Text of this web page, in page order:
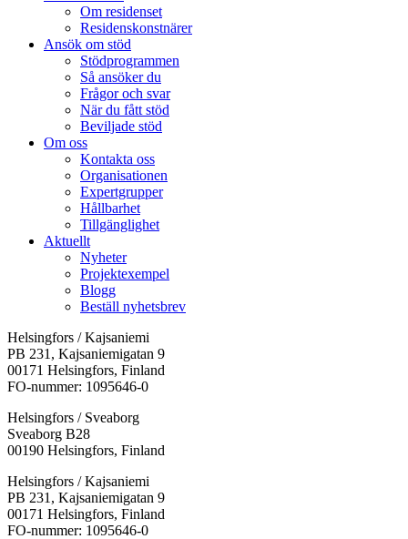
Om residenset
Residenskonstnärer
Ansök om stöd
Stödprogrammen
Så ansöker du
Frågor och svar
När du fått stöd
Beviljade stöd
Om oss
Kontakta oss
Organisationen
Expertgrupper
Hållbarhet
Tillgänglighet
Aktuellt
Nyheter
Projektexempel
Blogg
Beställ nyhetsbrev
Helsingfors / Kajsaniemi
PB 231, Kajsaniemigatan 9
00171 Helsingfors, Finland
FO-nummer: 1095646-0
Helsingfors / Sveaborg
Sveaborg B28
00190 Helsingfors, Finland
Facebook:
Öppnas
i
en
Instagram:
Öppnas
i
en
TikTok:
Öppnas
i
en
Youtube:
Öppnas
i
en
Vimeo:
Öppnas
i
en
Helsingfors / Kajsaniemi
PB 231, Kajsaniemigatan 9
00171 Helsingfors, Finland
FO-nummer: 1095646-0